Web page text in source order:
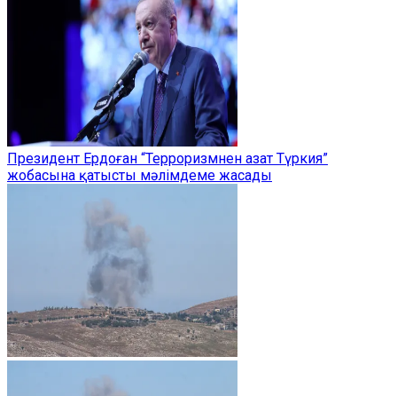
Президент Ердоған “Терроризмнен азат Түркия”
жобасына қатысты мәлімдеме жасады